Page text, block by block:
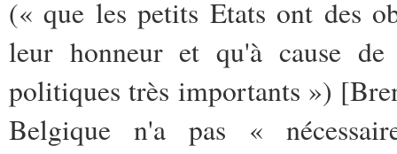
(« que les petits Etats ont des
leur honneur et qu'à cause
politiques très importants »)
Belgique n'a pas «